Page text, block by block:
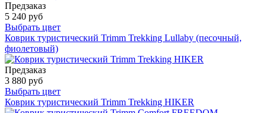
Предзаказ
5 240 руб
Выбрать цвет
Коврик туристический Trimm Trekking Lullaby (песочный,
фиолетовый)
Предзаказ
3 880 руб
Выбрать цвет
Коврик туристический Trimm Trekking HIKER